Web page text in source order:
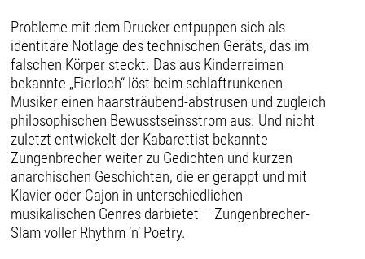
Probleme mit dem Drucker entpuppen sich als
identitäre Notlage des technischen Geräts, das im
falschen Körper steckt. Das aus Kinderreimen
bekannte „Eierloch“ löst beim schlaftrunkenen
Musiker einen haarsträubend-abstrusen und zugleich
philosophischen Bewusstseinsstrom aus. Und nicht
zuletzt entwickelt der Kabarettist bekannte
Zungenbrecher weiter zu Gedichten und kurzen
anarchischen Geschichten, die er gerappt und mit
Klavier oder Cajon in unterschiedlichen
musikalischen Genres darbietet – Zungenbrecher-
Slam voller Rhythm ’n’ Poetry.